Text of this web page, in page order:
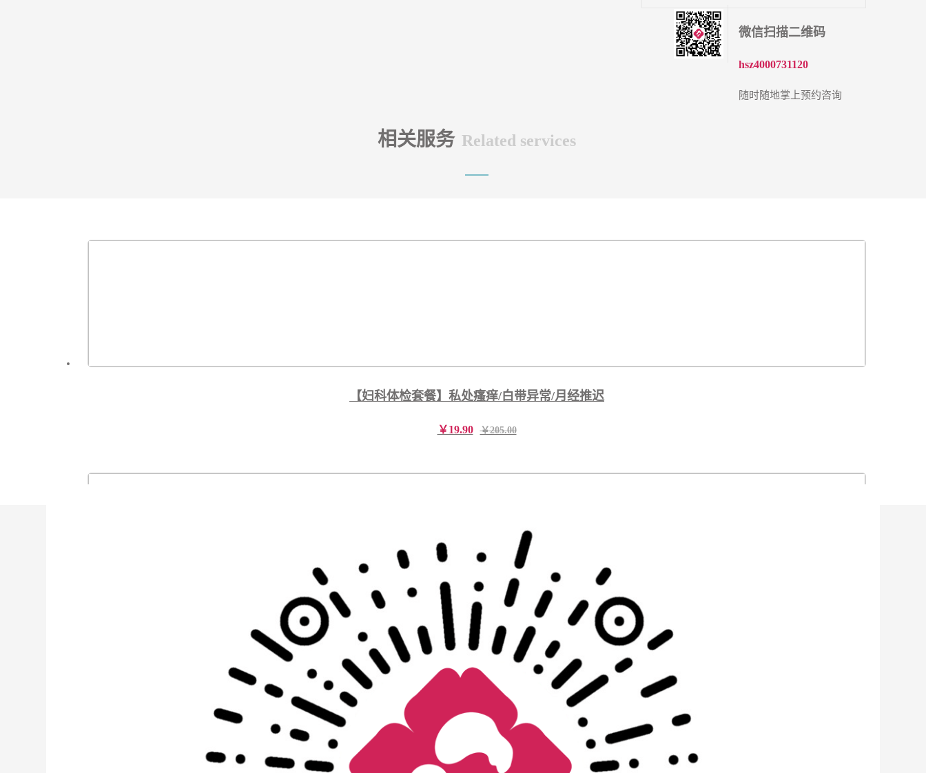
微信扫描二维码
hsz4000731120
随时随地掌上预约咨询
相关服务 Related services
【妇科体检套餐】私处瘙痒/白带异常/月经推迟
￥19.90 ￥205.00
【夫妻备孕检查】婚检、备孕
￥1207.00